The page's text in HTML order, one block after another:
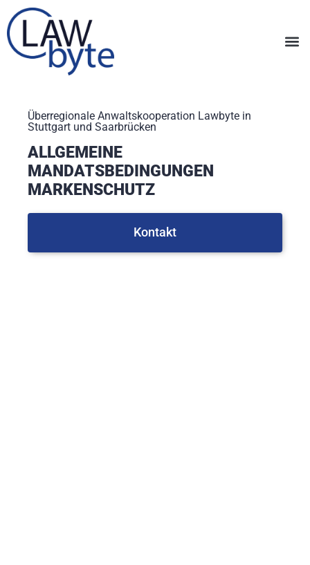
Überregionale Anwaltskooperation Lawbyte in
Stuttgart und Saarbrücken
ALLGEMEINE
MANDATSBEDINGUNGEN
MARKENSCHUTZ
Kontakt